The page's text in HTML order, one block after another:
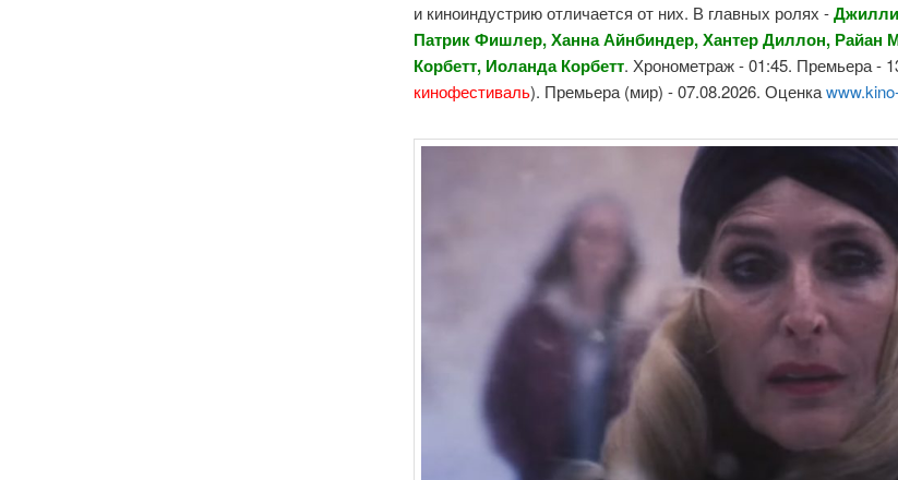
и киноиндустрию отличается от них. В главных ролях -
Патрик Фишлер, Ханна Айнбиндер, Хантер Диллон, Райан
Корбетт, Иоланда Корбетт. Хронометраж - 01:45. Премьера -
кинофестиваль). Премьера (мир) - 07.08.2026. Оценка